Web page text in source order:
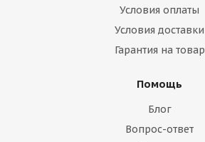
Условия оплаты
Условия доставки
Гарантия на товар
Помощь
Блог
Вопрос-ответ